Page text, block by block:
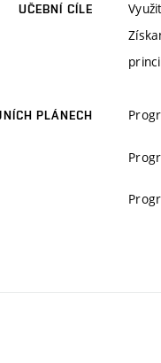
UČEBNÍ CÍLE
PLÁNECH